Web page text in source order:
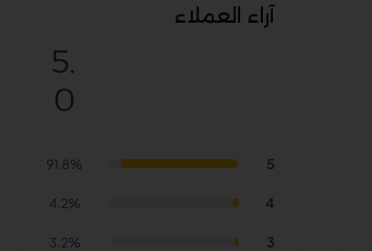
آراء العملاء
5.
0
5
91.8%
4
4.2%
3
3.2%